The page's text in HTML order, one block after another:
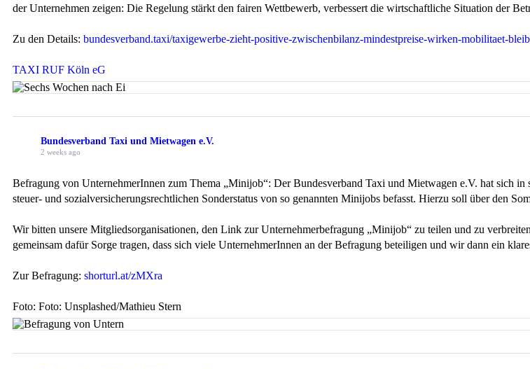
der Unternehmen zeigen: Die Regelung stärkt den fairen Wettbewerb, verbessert die wirtschaftliche Situation der
Zu den Details: bundesverband.taxi/taxigewerbe-zieht-positive-zwischenbilanz-mindestpreise-wirken-mobilitaet-
TAXI RUF Köln eG
Bundesverband Taxi und Mietwagen e.V.
2 weeks ago
Befragung von UnternehmerInnen zum Thema „Minijob“: Der Bundesverband Taxi und Mietwagen e.V. hat sich
steuer- und sozialversicherungsrechtlichen Sonderstatus von so genannten Minijobs befasst. Hierzu soll über den
Wir bitten unsere Mitgliedsorganisationen, den Link zur Unternehmerbefragung „Minijob“ zu teilen und zu
gemeinsam dafür Sorge tragen, dass sich viele UnternehmerInnen an der Befragung beteiligen und wir dann ein
Zur Befragung: shorturl.at/zMXra
Foto: Foto: Unsplashed/Mathieu Stern